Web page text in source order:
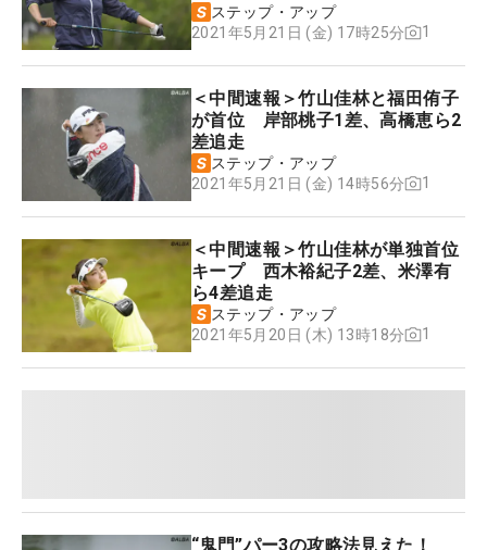
ステップ・アップ
2021年5月21日 (金) 17時25分
1
＜中間速報＞竹山佳林と福田侑子
が首位 岸部桃子1差、高橋恵ら2
差追走
ステップ・アップ
2021年5月21日 (金) 14時56分
1
＜中間速報＞竹山佳林が単独首位
キープ 西木裕紀子2差、米澤有
ら4差追走
ステップ・アップ
2021年5月20日 (木) 13時18分
1
“鬼門”パー3の攻略法見えた！